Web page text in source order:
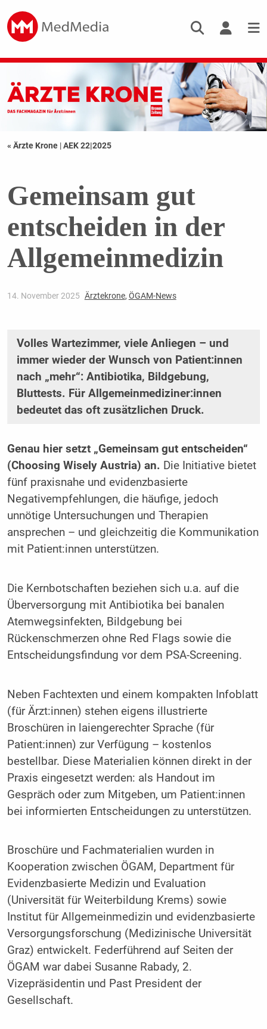
« Ärzte Krone |AEK 22|2025
Gemeinsam gut
entscheiden in der
Allgemeinmedizin
14. November 2025 Ärztekrone, ÖGAM-News
Volles Wartezimmer, viele Anliegen – und
immer wieder der Wunsch von Patient:innen
nach „mehr“: Antibiotika, Bildgebung,
Bluttests. Für Allgemeinmediziner:innen
bedeutet das oft zusätzlichen Druck.
Genau hier setzt „Gemeinsam gut entscheiden“
(Choosing Wisely Austria) an. Die Initiative bietet
fünf praxisnahe und evidenzbasierte
Negativempfehlungen, die häufige, jedoch
unnötige Untersuchungen und Therapien
ansprechen – und gleichzeitig die Kommunikation
mit Patient:innen unterstützen.
Die Kernbotschaften beziehen sich u.a. auf die
Überversorgung mit Antibiotika bei banalen
Atemwegsinfekten, Bildgebung bei
Rückenschmerzen ohne Red Flags sowie die
Entscheidungsfindung vor dem PSA-Screening.
Neben Fachtexten und einem kompakten Infoblatt
(für Ärzt:innen) stehen eigens illustrierte
Broschüren in laiengerechter Sprache (für
Patient:innen) zur Verfügung – kostenlos
bestellbar. Diese Materialien können direkt in der
Praxis eingesetzt werden: als Handout im
Gespräch oder zum Mitgeben, um Patient:innen
bei informierten Entscheidungen zu unterstützen.
Broschüre und Fachmaterialien wurden in
Kooperation zwischen ÖGAM, Department für
Evidenzbasierte Medizin und Evaluation
(Universität für Weiterbildung Krems) sowie
Institut für Allgemeinmedizin und evidenzbasierte
Versorgungsforschung (Medizinische Universität
Graz) entwickelt. Federführend auf Seiten der
ÖGAM war dabei Susanne Rabady, 2.
Vizepräsidentin und Past President der
Gesellschaft.